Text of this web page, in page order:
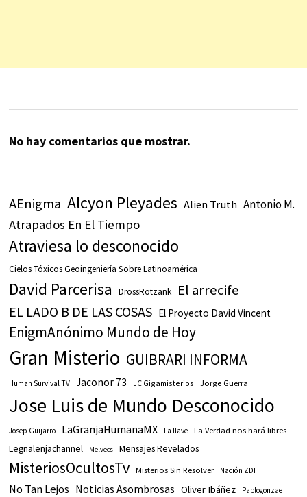
No hay comentarios que mostrar.
AEnigma Alcyon Pleyades Alien Truth Antonio M.
Atrapados En El Tiempo
Atraviesa lo desconocido
Cielos Tóxicos Geoingeniería Sobre Latinoamérica
David Parcerisa DrossRotzank El arrecife
EL LADO B DE LAS COSAS El Proyecto David Vincent
EnigmAnónimo Mundo de Hoy
Gran Misterio GUIBRARI INFORMA
Human Survival TV Jaconor 73 JC Gigamisterios Jorge Guerra
Jose Luis de Mundo Desconocido
Josep Guijarro LaGranjaHumanaMX La llave La Verdad nos hará libres
Legnalenjachannel Melvecs Mensajes Revelados
MisteriosOcultosTv Misterios Sin Resolver Nación ZDI
No Tan Lejos Noticias Asombrosas Oliver Ibáñez Pablogonzae